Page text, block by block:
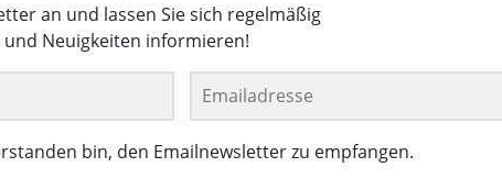
an und lassen Sie sich regelmäßig
Neuigkeiten informieren!
bin, den Emailnewsletter zu empfangen.